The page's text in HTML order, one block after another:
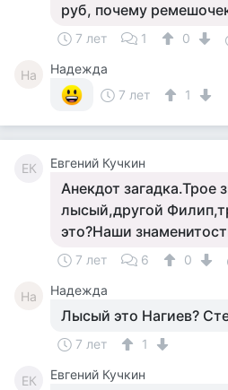
руб, почему
7 лет 1 0
На
Надежда
7 лет
1
ЕК Евгений Кучкин
Анекдот загадка.Трое
лысый,другой
это?Наши
7 лет 6 0
На Надежда
Лысый это Нагиев?
7 лет 1
ЕК Евгений Кучкин